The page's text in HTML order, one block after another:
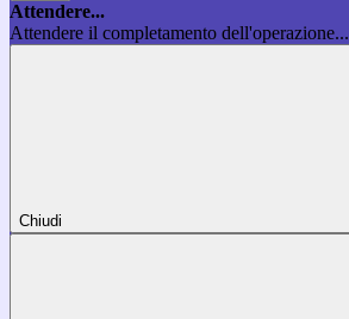
Attendere...
Attendere il completamento dell'operazione...
Chiudi